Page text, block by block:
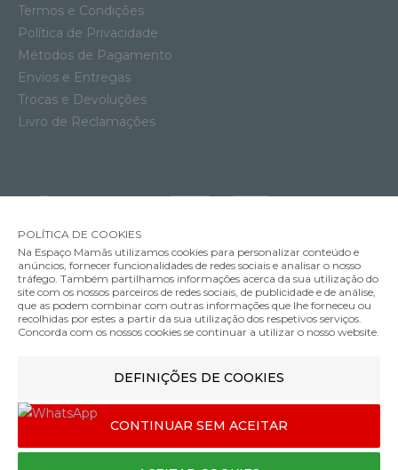
Cadeira Auto Cybex Sirona T i-Size
Cor
Termos e Condições
Política de Privacidade
Métodos de Pagamento
Envios e Entregas
Trocas e Devoluções
Livro de Reclamações
MÉTODOS DE ENVIO
MÉTODOS DE PAGAMENTO
Designed & developed by
POLÍTICA DE COOKIES
Na Espaço Mamãs utilizamos cookies para personalizar conteúdo e
anúncios, fornecer funcionalidades de redes sociais e analisar o nosso
tráfego. Também partilhamos informações acerca da sua utilização do
site com os nossos parceiros de redes sociais, de publicidade e de análise,
que as podem combinar com outras informações que lhe forneceu ou
recolhidas por estes a partir da sua utilização dos respetivos serviços.
Concorda com os nossos cookies se continuar a utilizar o nosso website.
DEFINIÇÕES DE COOKIES
CONTINUAR SEM ACEITAR